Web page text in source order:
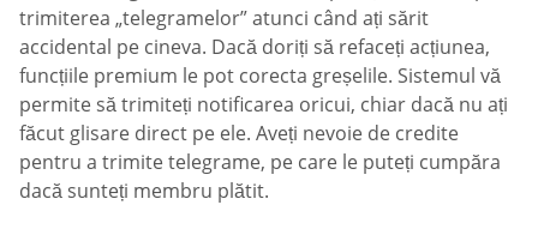
trimiterea „telegramelor” atunci când ați sărit
accidental pe cineva. Dacă doriți să refaceți acțiunea,
funcțiile premium le pot corecta greșelile. Sistemul vă
permite să trimiteți notificarea oricui, chiar dacă nu ați
făcut glisare direct pe ele. Aveți nevoie de credite
pentru a trimite telegrame, pe care le puteți cumpăra
dacă sunteți membru plătit.